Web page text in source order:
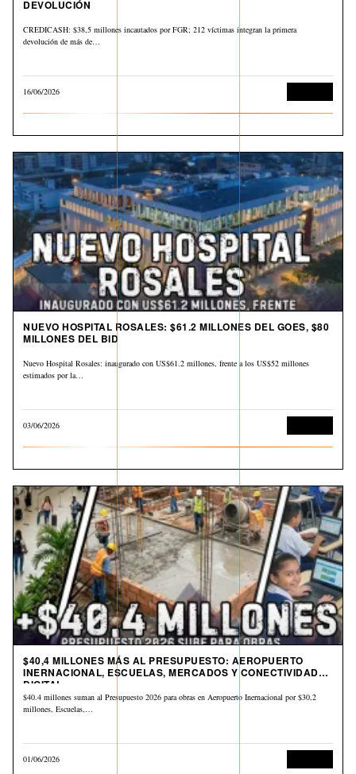
DEVOLUCIÓN
CREDICASH: $38,5 millones incautados por FGR; 212 víctimas integran la primera
devolución de más de…
16/06/2026
NUEVO HOSPITAL ROSALES: $61.2 MILLONES DEL GOES, $80
MILLONES DEL BID
Nuevo Hospital Rosales: inaugurado con US$61.2 millones, frente a los US$52 millones
estimados por la…
03/06/2026
$40,4 MILLONES MÁS AL PRESUPUESTO: AEROPUERTO
INERNACIONAL, ESCUELAS, MERCADOS Y CONECTIVIDAD
DIGITAL
$40.4 millones suman al Presupuesto 2026 para obras en Aeropuerto Inernacional por $30,2
millones, Escuelas,…
01/06/2026